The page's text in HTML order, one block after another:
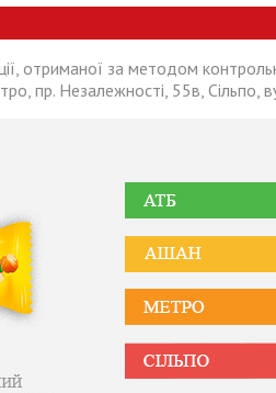
отриманої за методом
пр. Незалежності, 55в, Сільпо,